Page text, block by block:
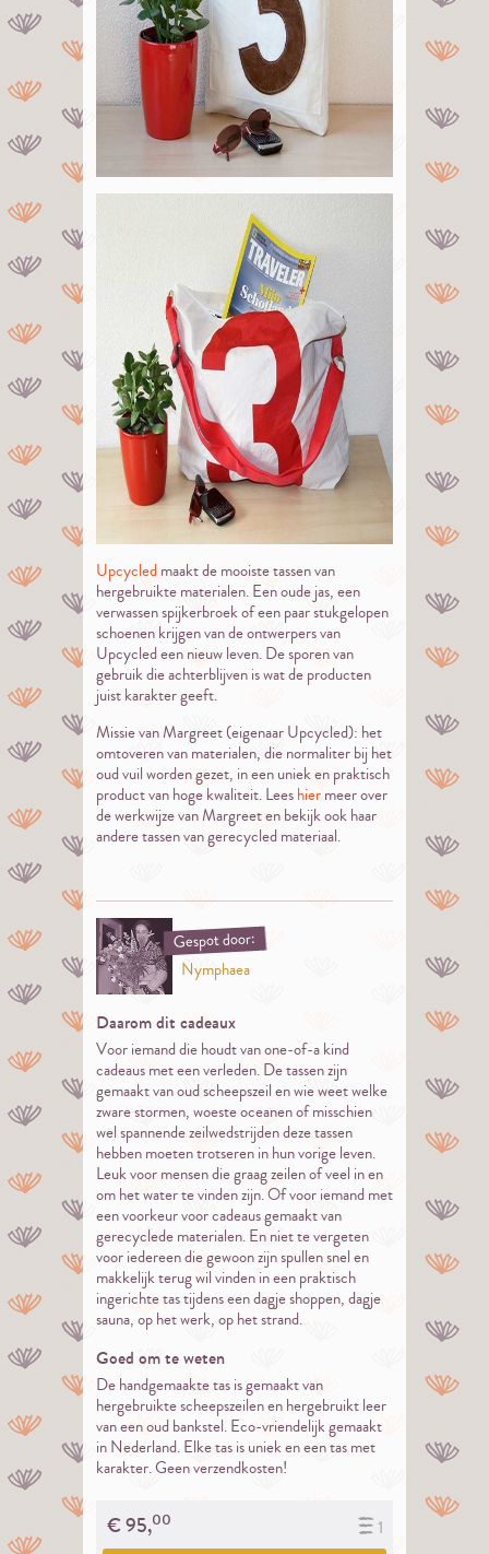
Upcycledmaakt de mooiste tassen van
hergebruikte materialen. Een oude jas, een
verwassen spijkerbroek of een paar stukgelopen
schoenen krijgen van de ontwerpers van
Upcycled een nieuw leven. De sporen van
gebruik die achterblijven is wat de producten
juist karakter geeft.
Missie van Margreet (eigenaar Upcycled): het
omtoveren van materialen, die normaliter bij het
oud vuil worden gezet, in een uniek en praktisch
product van hoge kwaliteit. Leeshiermeer over
de werkwijze van Margreet en bekijk ook haar
andere tassen van gerecycled materiaal.
Gespot door:
Nymphaea
Daarom dit cadeaux
Voor iemand die houdt van one-of-a kind
cadeaus met een verleden. De tassen zijn
gemaakt van oud scheepszeil en wie weet welke
zware stormen, woeste oceanen of misschien
wel spannende zeilwedstrijden deze tassen
hebben moeten trotseren in hun vorige leven.
Leuk voor mensen die graag zeilen of veel in en
om het water te vinden zijn. Of voor iemand met
een voorkeur voor cadeaus gemaakt van
gerecyclede materialen. En niet te vergeten
voor iedereen die gewoon zijn spullen snel en
makkelijk terug wil vinden in een praktisch
ingerichte tas tijdens een dagje shoppen, dagje
sauna, op het werk, op het strand.
Goed om te weten
De handgemaakte tas is gemaakt van
hergebruikte scheepszeilen en hergebruikt leer
van een oud bankstel. Eco-vriendelijk gemaakt
in Nederland. Elke tas is uniek en een tas met
karakter. Geen verzendkosten!
1
€95,00